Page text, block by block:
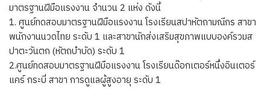
มาตรฐานฝีมือแรงงาน จำนวน 2 แห่ง ดังนี้
1. ศูนย์ทดสอบมาตรฐานฝีมือแรงงาน โรงเรียนสปาหัตถามณีกร สาขา
พนักงานนวดไทย ระดับ 1 และสาขานักส่งเสริมสุขภาพแบบองค์รวมส
ปาตะวันตก (หัตถบำบัด) ระดับ 1
2.ศูนย์ทดสอบมาตรฐานฝีมือแรงงาน โรงเรียนด๊อกเตอร์หนึ่งอินเตอร์
แคร์ กระบี่ สาขา การดูแลผู้สูงอายุ ระดับ 1